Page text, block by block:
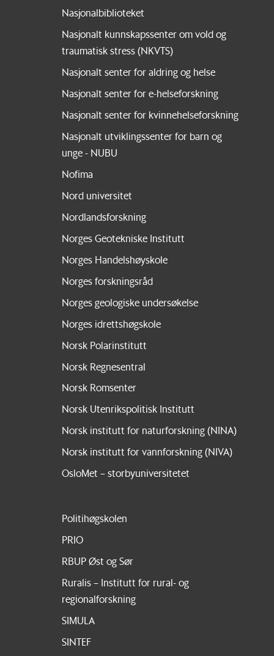
Nasjonalbiblioteket
Nasjonalt kunnskapssenter om vold og
traumatisk stress (NKVTS)
Nasjonalt senter for aldring og helse
Nasjonalt senter for e-helseforskning
Nasjonalt senter for kvinnehelseforskning
Nasjonalt utviklingssenter for barn og
unge - NUBU
Nofima
Nord universitet
Nordlandsforskning
Norges Geotekniske Institutt
Norges Handelshøyskole
Norges forskningsråd
Norges geologiske undersøkelse
Norges idrettshøgskole
Norsk Polarinstitutt
Norsk Regnesentral
Norsk Romsenter
Norsk Utenrikspolitisk Institutt
Norsk institutt for naturforskning (NINA)
Norsk institutt for vannforskning (NIVA)
OsloMet – storbyuniversitetet
Politihøgskolen
PRIO
RBUP Øst og Sør
Ruralis – Institutt for rural- og
regionalforskning
SIMULA
SINTEF